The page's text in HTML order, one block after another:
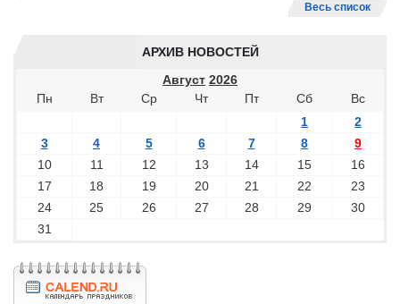
Весь список
АРХИВ НОВОСТЕЙ
Август 2026
Пн
Вт Ср Чт Пт Сб
Вс
1
2
3
4 5 6 7 8
9
10
11 12 13 14 15
16
17
18 19 20 21 22
23
24
25 26 27 28 29
30
31